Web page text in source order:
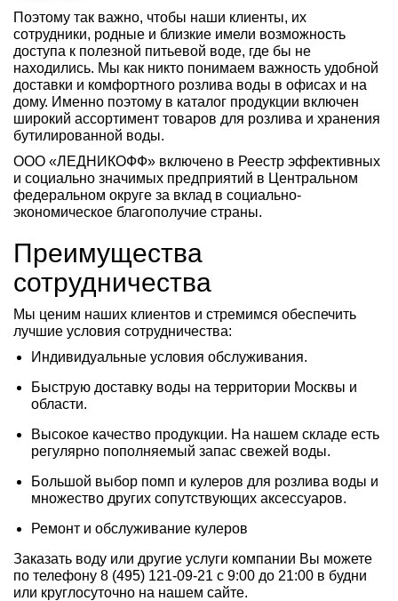
Поэтому так важно, чтобы наши клиенты, их
сотрудники, родные и близкие имели возможность
доступа к полезной питьевой воде, где бы не
находились. Мы как никто понимаем важность удобной
доставки и комфортного розлива воды в офисах и на
дому. Именно поэтому в каталог продукции включен
широкий ассортимент товаров для розлива и хранения
бутилированной воды.
ООО «ЛЕДНИКОФФ» включено в Реестр эффективных
и социально значимых предприятий в Центральном
федеральном округе за вклад в социально-
экономическое благополучие страны.
Преимущества
сотрудничества
Мы ценим наших клиентов и стремимся обеспечить
лучшие условия сотрудничества:
Индивидуальные условия обслуживания.
Быструю доставку воды на территории Москвы и
области.
Высокое качество продукции. На нашем складе есть
регулярно пополняемый запас свежей воды.
Большой выбор помп и кулеров для розлива воды и
множество других сопутствующих аксессуаров.
Ремонт и обслуживание кулеров
Заказать воду или другие услуги компании Вы можете
по телефону 8 (495) 121-09-21 с 9:00 до 21:00 в будни
или круглосуточно на нашем сайте.